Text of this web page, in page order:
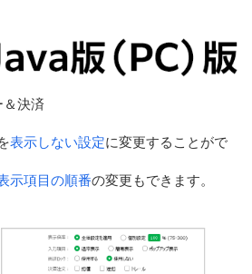
＆決済
表示しない設定に変更することがで
示項目の順番の変更もできます。